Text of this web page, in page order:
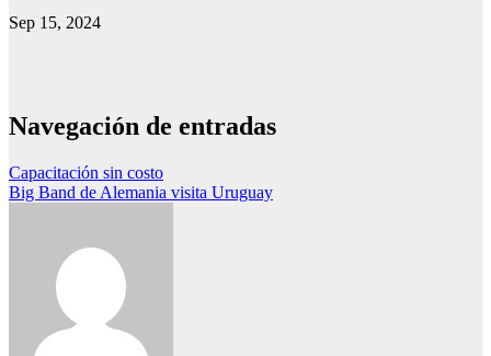
Sep 15, 2024
Navegación de entradas
Capacitación sin costo
Big Band de Alemania visita Uruguay